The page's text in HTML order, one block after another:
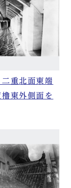
重北面東端
東外側面を